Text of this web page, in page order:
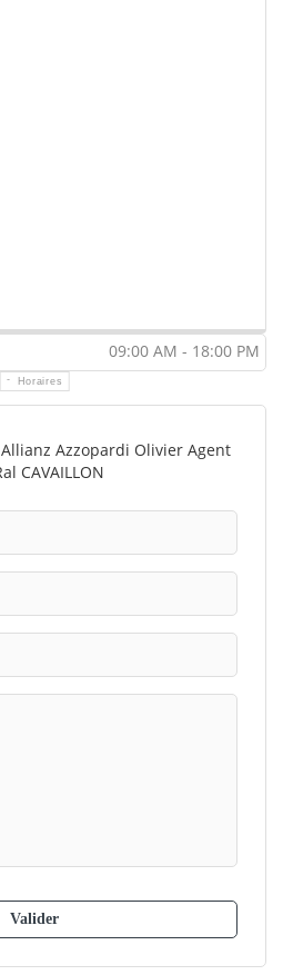
09:00 AM - 18:00 PM
Horaires
Azzopardi Olivier Agent
CAVAILLON